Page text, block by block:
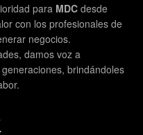
para MDC desde
con los profesionales de
negocios.
damos voz a
brindándoles